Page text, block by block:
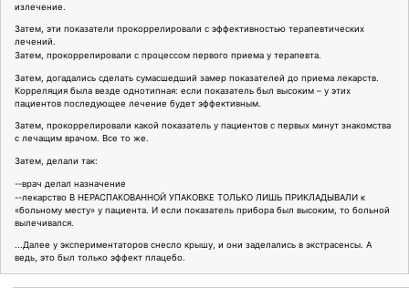
излечение.
Затем, эти показатели прокоррелировали с эффективностью терапевтических
лечений.
Затем, прокоррелировали с процессом первого приема у терапевта.
Затем, догадались сделать сумасшедший замер показателей до приема лекарств.
Корреляция была везде однотипная: если показатель был высоким – у этих
пациентов последующее лечение будет эффективным.
Затем, прокоррелировали какой показатель у пациентов с первых минут знакомства
с лечащим врачом. Все то же.
Затем, делали так:
--врач делал назначение
--лекарство В НЕРАСПАКОВАННОЙ УПАКОВКЕ ТОЛЬКО ЛИШЬ ПРИКЛАДЫВАЛИ к
«больному месту» у пациента. И если показатель прибора был высоким, то больной
вылечивался.
...Далее у экспериментаторов снесло крышу, и они заделались в экстрасенсы. А
ведь, это был только эффект плацебо.